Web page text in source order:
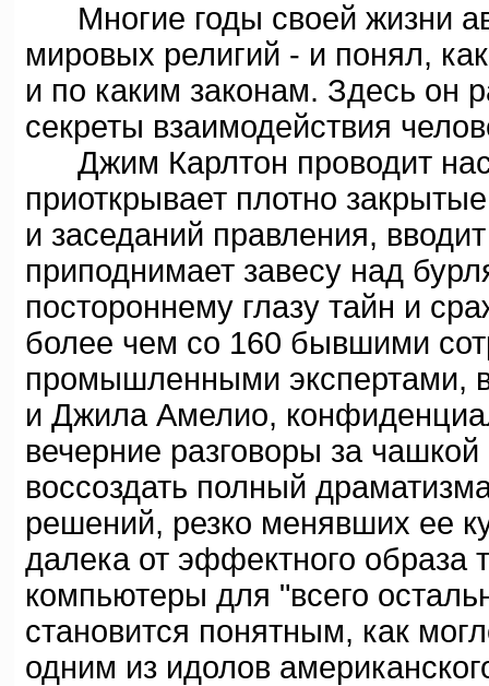
Многие годы своей жизни
мировых религий - и понял,
и по каким законам. Здесь он
секреты взаимодействия
Джим Карлтон проводит
приоткрывает плотно
и заседаний правления,
приподнимает завесу над
постороннему глазу тайн и
более чем со 160 бывшими
промышленными экспертами,
и Джила Амелио,
вечерние разговоры за
воссоздать полный
решений, резко менявших ее
далека от эффектного образа
компьютеры для "всего
становится понятным, как
одним из идолов